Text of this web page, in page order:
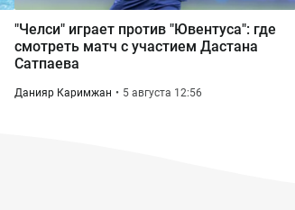
"Челси" играет против "Ювентуса": где
смотреть матч с участием Дастана
Сатпаева
Данияр Каримжан 5 августа 12:56